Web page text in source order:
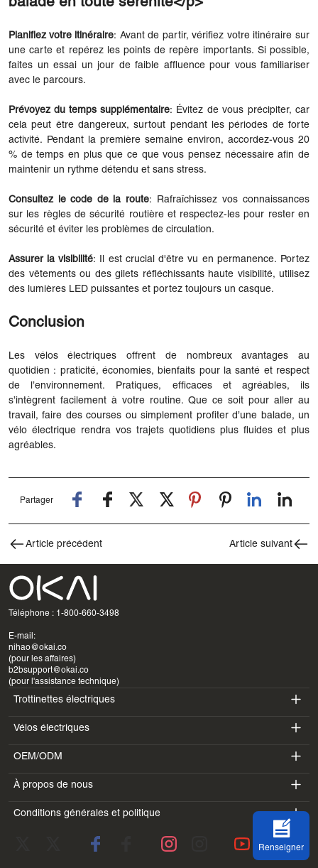
Planifiez votre itinéraire: Avant de partir, vérifiez votre itinéraire sur
une carte et repérez les points de repère importants. Si possible,
faites un essai un jour de faible affluence pour vous familiariser
avec le parcours.
Prévoyez du temps supplémentaire: Évitez de vous précipiter, car
cela peut être dangereux, surtout pendant les périodes de forte
activité. Pendant la première semaine environ, accordez-vous 20
% de temps en plus que ce que vous pensez nécessaire afin de
maintenir un rythme détendu et sans stress.
Consultez le code de la route: Rafraîchissez vos connaissances
sur les règles de sécurité routière et respectez-les pour rester en
sécurité et éviter les problèmes de circulation.
Assurer la visibilité: Il est crucial d'être vu en permanence. Portez
des vêtements ou des gilets réfléchissants haute visibilité, utilisez
des lumières LED puissantes et portez toujours un casque.
Conclusion
Les vélos électriques offrent de nombreux avantages au
quotidien : praticité, économies, bienfaits pour la santé et respect
de l’environnement. Pratiques, efficaces et agréables, ils
s’intègrent facilement à votre routine. Que ce soit pour aller au
travail, faire des courses ou simplement profiter d’une balade, un
vélo électrique rendra vos trajets quotidiens plus fluides et plus
agréables.
Partager
Article précédent Article suivant
Téléphone : 1-800-660-3498
E-mail:
nihao@okai.co
(pour les affaires)
b2bsupport@okai.co
(pour l'assistance technique)
Trottinettes électriques
ES400A
ES410
ES600P
Vélos électriques
EB100B
EB300
EB100B V3
OEM/ODM
SV3
BV5
À propos de nous
Introduction
Conditions générales et politique
Conditions d'utilisation
Renseigner